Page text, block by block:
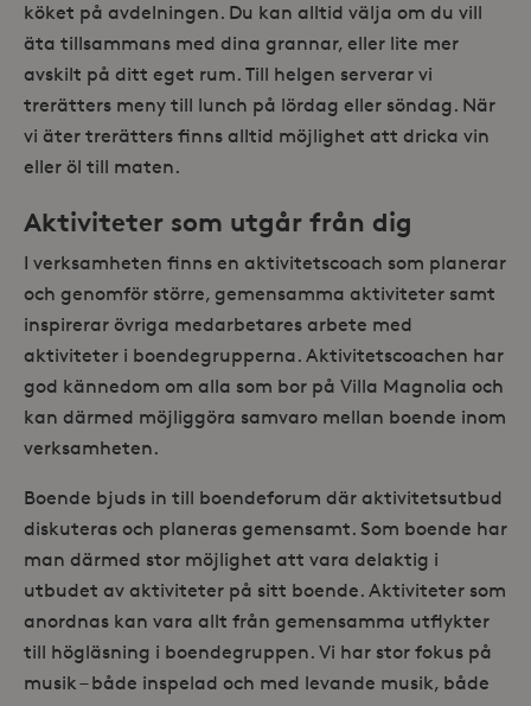
köket på avdelningen. Du kan alltid välja om du vill
äta tillsammans med dina grannar, eller lite mer
avskilt på ditt eget rum. Till helgen serverar vi
trerätters meny till lunch på lördag eller söndag. När
vi äter trerätters finns alltid möjlighet att dricka vin
eller öl till maten.
Aktiviteter som utgår från dig
I verksamheten finns en aktivitetscoach som planerar
och genomför större, gemensamma aktiviteter samt
inspirerar övriga medarbetares arbete med
aktiviteter i boendegrupperna. Aktivitetscoachen har
god kännedom om alla som bor på Villa Magnolia och
kan därmed möjliggöra samvaro mellan boende inom
verksamheten.
Boende bjuds in till boendeforum där aktivitetsutbud
diskuteras och planeras gemensamt. Som boende har
man därmed stor möjlighet att vara delaktig i
utbudet av aktiviteter på sitt boende. Aktiviteter som
anordnas kan vara allt från gemensamma utflykter
till högläsning i boendegruppen. Vi har stor fokus på
musik – både inspelad och med levande musik, både